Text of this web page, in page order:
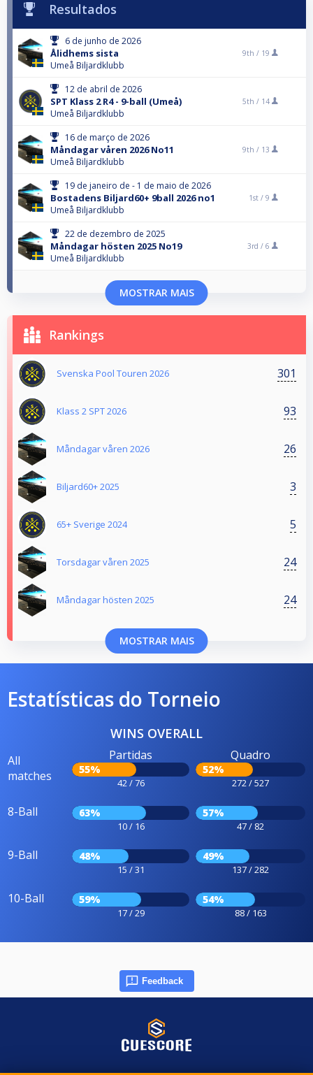
Resultados
6 de junho de 2026
Ålidhems sista
Umeå Biljardklubb
9th / 19
12 de abril de 2026
SPT Klass 2 R4 - 9-ball (Umeå)
Umeå Biljardklubb
5th / 14
16 de março de 2026
Måndagar våren 2026 No11
Umeå Biljardklubb
9th / 13
19 de janeiro de - 1 de maio de 2026
Bostadens Biljard60+ 9ball 2026 no1
Umeå Biljardklubb
1st / 9
22 de dezembro de 2025
Måndagar hösten 2025 No19
Umeå Biljardklubb
3rd / 6
MOSTRAR MAIS
Rankings
Svenska Pool Touren 2026 301
Klass 2 SPT 2026 93
Måndagar våren 2026 26
Biljard60+ 2025 3
65+ Sverige 2024 5
Torsdagar våren 2025 24
Måndagar hösten 2025 24
MOSTRAR MAIS
Estatísticas do Torneio
WINS OVERALL
All
matches
Partidas
55%
42 / 76
Quadro
52%
272 / 527
8-Ball 63%
10 / 16
57%
47 / 82
9-Ball 48%
15 / 31
49%
137 / 282
10-Ball 59%
17 / 29
54%
88 / 163
Feedback